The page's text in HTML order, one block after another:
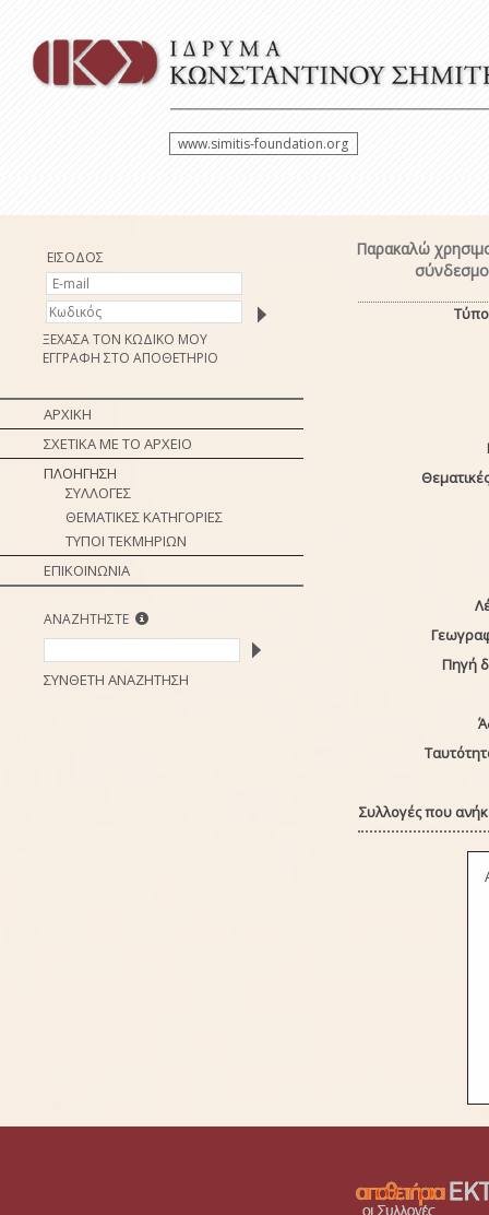
www.simitis-foundation.org
ΕΙΣΟΔΟΣ
ΞΕΧΑΣΑ ΤΟΝ ΚΩΔΙΚΟ ΜΟΥ
ΕΓΓΡΑΦΗ ΣΤΟ ΑΠΟΘΕΤΗΡΙΟ
ΑΡΧΙΚΗ
ΣΧΕΤΙΚΑ ΜΕ ΤΟ ΑΡΧΕΙΟ
ΠΛΟΗΓΗΣΗ
ΣΥΛΛΟΓΕΣ
ΘΕΜΑΤΙΚΕΣ ΚΑΤΗΓΟΡΙΕΣ
ΤΥΠΟΙ ΤΕΚΜΗΡΙΩΝ
ΕΠΙΚΟΙΝΩΝΙΑ
ΑΝΑΖΗΤΗΣΤΕ
ΣΥΝΘΕΤΗ ΑΝΑΖΗΤΗΣΗ
Παρακαλώ
Πηγή
Συλλογές που